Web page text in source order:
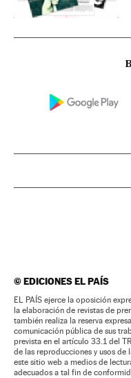
©EDICIONES EL PAÍS
EL PAÍS ejerce la oposición
la elaboración de revistas de
también realiza la reserva
comunicación pública de sus
prevista en el artículo 33.1 del
de las reproducciones y usos de
este sitio web a medios de
adecuados a tal fin de